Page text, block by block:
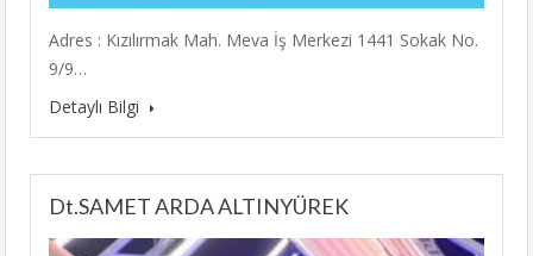
Adres : Kızılırmak Mah. Meva İş Merkezi 1441 Sokak No.
9/9…
Detaylı Bilgi
Dt.SAMET ARDA ALTINYÜREK